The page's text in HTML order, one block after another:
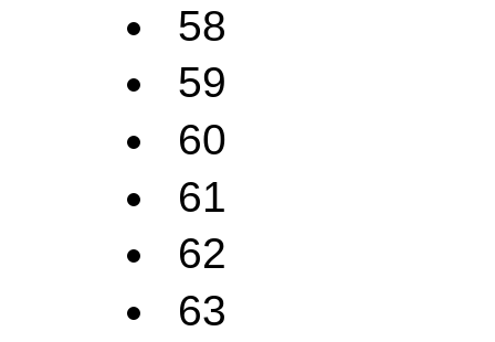
58
59
60
61
62
63